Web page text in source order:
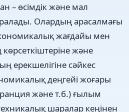
– өсімдік жəне мал
Олардың арасалмағы
жағдайы мен
жəне
ерекшелігіне сəйкес
деңгейі жоғары
жəне т.б.) ғылым
шаралар кеңінен